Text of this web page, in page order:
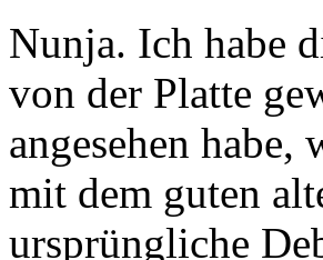
Nunja. Ich habe
von der Platte
angesehen
mit dem guten
ursprüngliche